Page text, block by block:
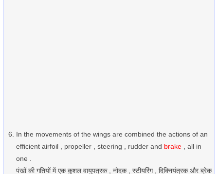
In the movements of the wings are combined the actions of an
efficient airfoil , propeller , steering , rudder and brake , all in
one .
पंखों की गतियों में एक कुशल वायुपत्रक , नोदक , स्टीयरिंग , दिक्नियंत्रक और ब्रेक